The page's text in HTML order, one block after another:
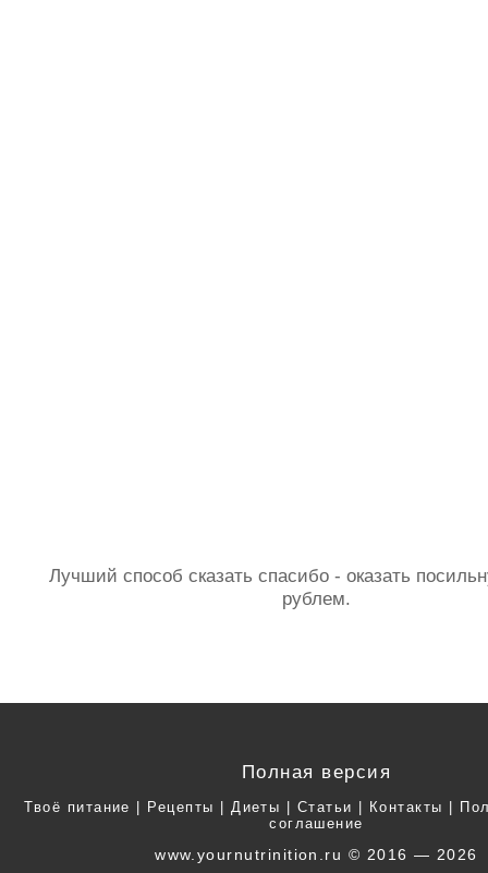
Лучший способ сказать спасибо - оказать
рублем.
Полная версия
Твоё питание | Рецепты | Диеты | Статьи | Контакты |
соглашение
www.yournutrinition.ru © 2016 — 2026